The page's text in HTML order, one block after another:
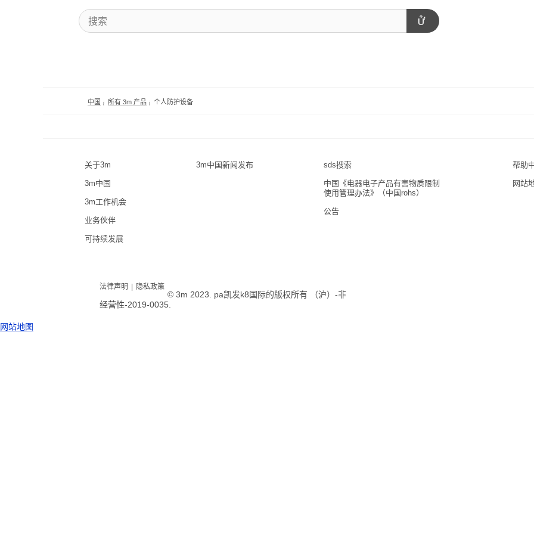
中国 所有 3m 产品 个人防护设备
关于3m
3m中国
3m工作机会
业务伙伴
可持续发展
3m中国新闻发布 sds搜索
中国《电器电子产品有害物质限制
使用管理办法》（中国rohs）
公告
帮助
网站
法律声明 隐私政策
© 3m 2023. pa凯发k8国际的版权所有 （沪）-非
经营性-2019-0035.
网站地图